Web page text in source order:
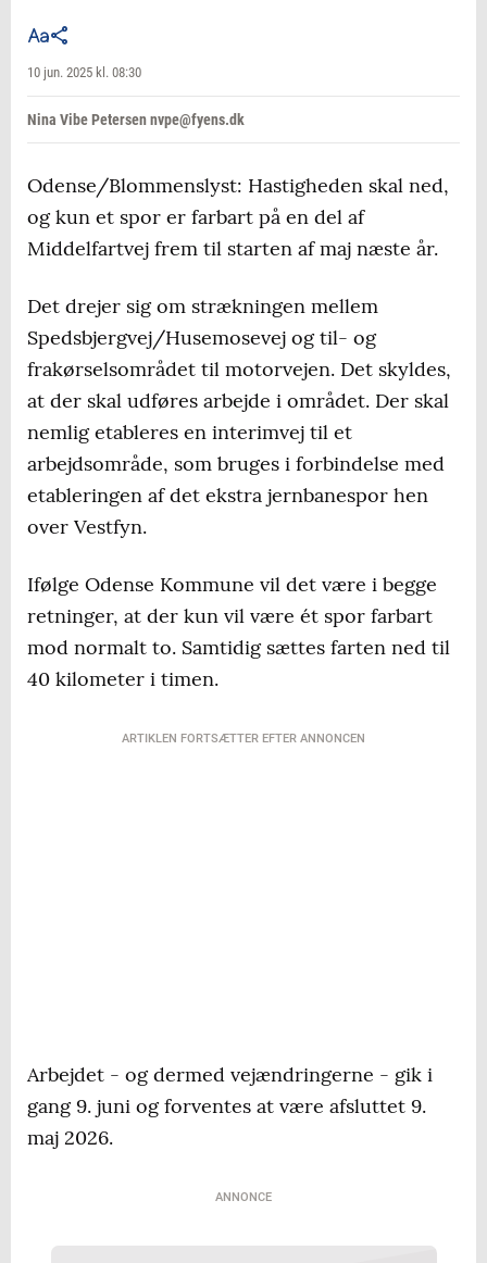
10 jun. 2025 kl. 08:30
Nina Vibe Petersen nvpe@fyens.dk
Odense/Blommenslyst: Hastigheden skal ned,
og kun et spor er farbart på en del af
Middelfartvej frem til starten af maj næste år.
Det drejer sig om strækningen mellem
Spedsbjergvej/Husemosevej og til- og
frakørselsområdet til motorvejen. Det skyldes,
at der skal udføres arbejde i området. Der skal
nemlig etableres en interimvej til et
arbejdsområde, som bruges i forbindelse med
etableringen af det ekstra jernbanespor hen
over Vestfyn.
Ifølge Odense Kommune vil det være i begge
retninger, at der kun vil være ét spor farbart
mod normalt to. Samtidig sættes farten ned til
40 kilometer i timen.
ARTIKLEN FORTSÆTTER EFTER ANNONCEN
Arbejdet - og dermed vejændringerne - gik i
gang 9. juni og forventes at være afsluttet 9.
maj 2026.
ANNONCE